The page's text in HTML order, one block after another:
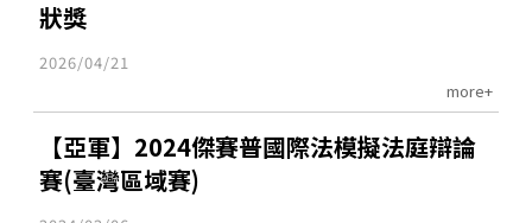
狀獎
2026/04/21
more+
【亞軍】2024傑賽普國際法模擬法庭辯論
賽(臺灣區域賽)